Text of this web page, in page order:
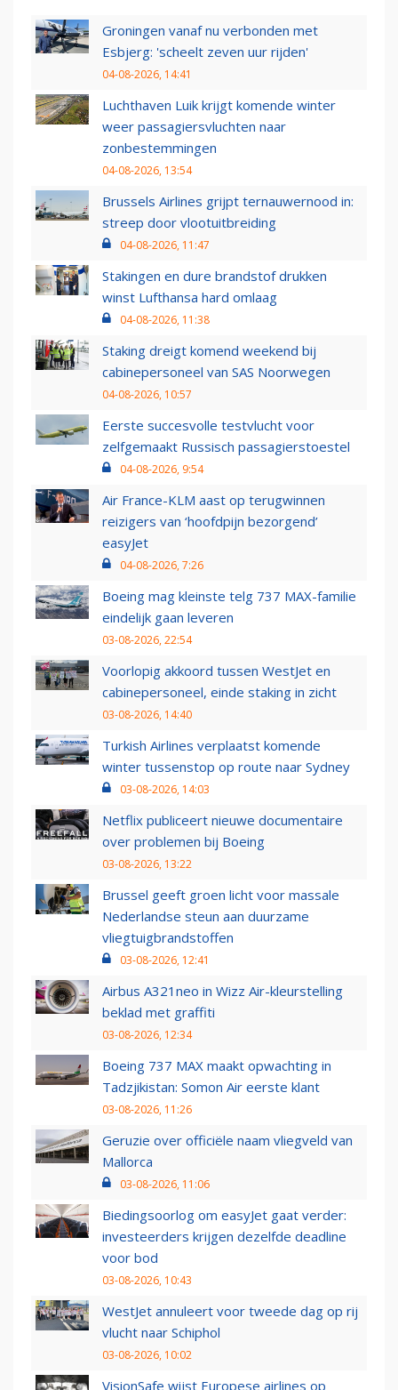
Groningen vanaf nu verbonden met
Esbjerg: 'scheelt zeven uur rijden'
04-08-2026, 14:41
Luchthaven Luik krijgt komende winter
weer passagiersvluchten naar
zonbestemmingen
04-08-2026, 13:54
Brussels Airlines grijpt ternauwernood in:
streep door vlootuitbreiding
04-08-2026, 11:47
Stakingen en dure brandstof drukken
winst Lufthansa hard omlaag
04-08-2026, 11:38
Staking dreigt komend weekend bij
cabinepersoneel van SAS Noorwegen
04-08-2026, 10:57
Eerste succesvolle testvlucht voor
zelfgemaakt Russisch passagierstoestel
04-08-2026, 9:54
Air France-KLM aast op terugwinnen
reizigers van ‘hoofdpijn bezorgend’
easyJet
04-08-2026, 7:26
Boeing mag kleinste telg 737 MAX-familie
eindelijk gaan leveren
03-08-2026, 22:54
Voorlopig akkoord tussen WestJet en
cabinepersoneel, einde staking in zicht
03-08-2026, 14:40
Turkish Airlines verplaatst komende
winter tussenstop op route naar Sydney
03-08-2026, 14:03
Netflix publiceert nieuwe documentaire
over problemen bij Boeing
03-08-2026, 13:22
Brussel geeft groen licht voor massale
Nederlandse steun aan duurzame
vliegtuigbrandstoffen
03-08-2026, 12:41
Airbus A321neo in Wizz Air-kleurstelling
beklad met graffiti
03-08-2026, 12:34
Boeing 737 MAX maakt opwachting in
Tadzjikistan: Somon Air eerste klant
03-08-2026, 11:26
Geruzie over officiële naam vliegveld van
Mallorca
03-08-2026, 11:06
Biedingsoorlog om easyJet gaat verder:
investeerders krijgen dezelfde deadline
voor bod
03-08-2026, 10:43
WestJet annuleert voor tweede dag op rij
vlucht naar Schiphol
03-08-2026, 10:02
VisionSafe wijst Europese airlines op